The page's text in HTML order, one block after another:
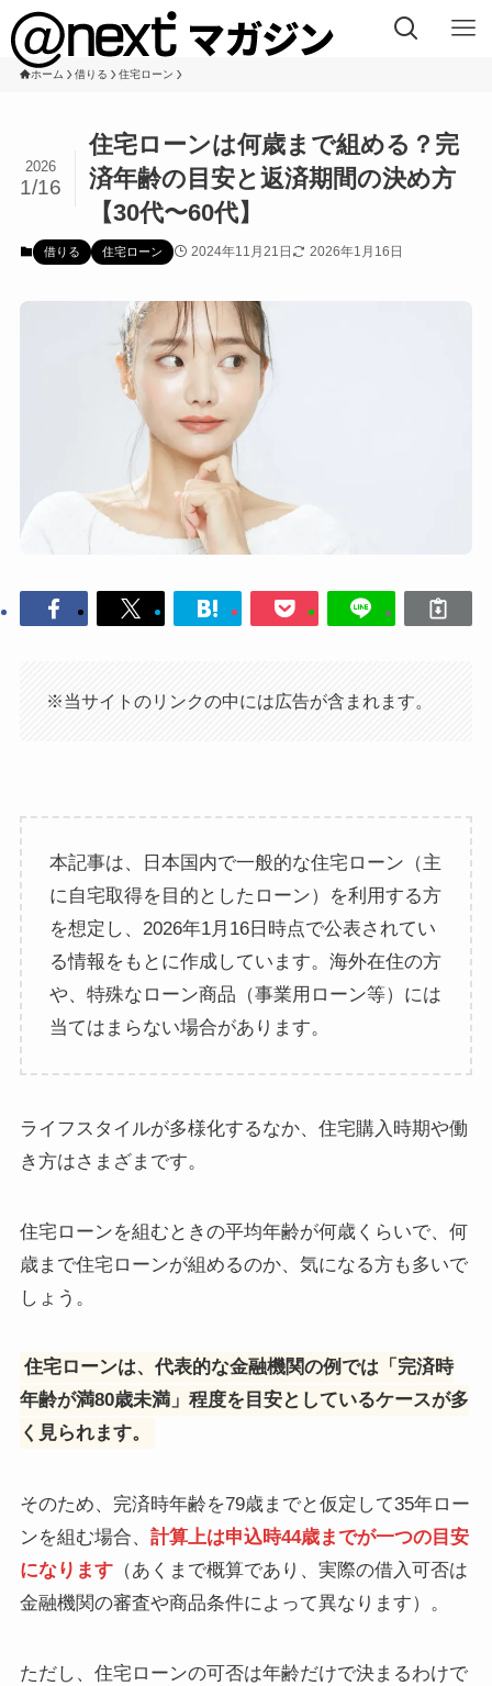
ホーム 借りる 住宅ローン
住宅ローンは何歳まで組める？完
済年齢の目安と返済期間の決め方
【30代〜60代】
2026
1/16
借りる 住宅ローン 2024年11月21日 2026年1月16日
※当サイトのリンクの中には広告が含まれます。
本記事は、日本国内で一般的な住宅ローン（主
に自宅取得を目的としたローン）を利用する方
を想定し、2026年1月16日時点で公表されてい
る情報をもとに作成しています。海外在住の方
や、特殊なローン商品（事業用ローン等）には
当てはまらない場合があります。
ライフスタイルが多様化するなか、住宅購入時期や働
き方はさまざまです。
住宅ローンを組むときの平均年齢が何歳くらいで、何
歳まで住宅ローンが組めるのか、気になる方も多いで
しょう。
住宅ローンは、代表的な金融機関の例では「完済時
年齢が満80歳未満」程度を目安としているケースが多
く見られます。
そのため、完済時年齢を79歳までと仮定して35年ロー
ンを組む場合、 計算上は申込時44歳までが一つの目安
になります（あくまで概算であり、実際の借入可否は
金融機関の審査や商品条件によって異なります）。
ただし、住宅ローンの可否は年齢だけで決まるわけで